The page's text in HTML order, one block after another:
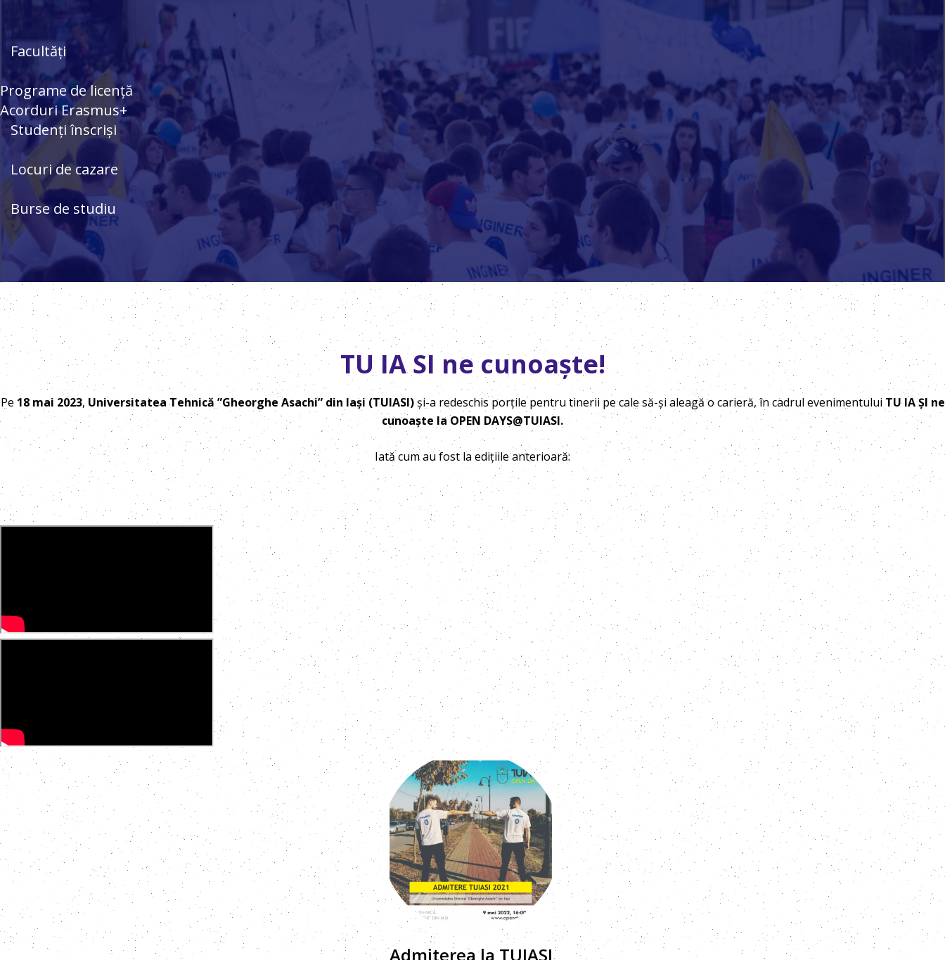
Facultăți
Programe de licență
Acorduri Erasmus+
Studenți înscriși
Locuri de cazare
Burse de studiu
TU IA SI ne cunoaște!
Pe 18 mai 2023, Universitatea Tehnică ”Gheorghe Asachi” din Iași (TUIASI)și-a redeschis porțile pentru tinerii pe cale să-și aleagă o carieră, în cadrul evenimentului TU IA ȘI ne
cunoaște la OPEN DAYS@TUIASI.
Iată cum au fost la edițiile anterioară:
Admiterea la TUIASI